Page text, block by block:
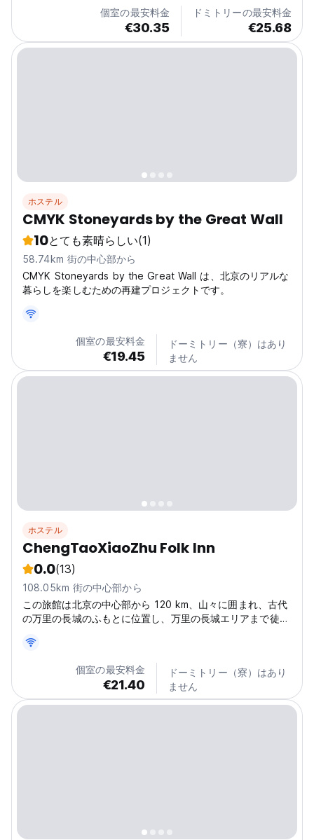
Sanlitun and other bustling areas. The West Yuzu
個室の最安料金
€30.35
ドミトリーの最安料金
€25.68
ホステル
CMYK Stoneyards by the Great Wall
10とても素晴らしい(1)
58.74km 街の中心部から
CMYK Stoneyards by the Great Wall は、北京のリアルな
暮らしを楽しむための再建プロジェクトです。
個室の最安料金
€19.45
ドーミトリー（寮）はあり
ません
ホステル
ChengTaoXiaoZhu Folk Inn
0.0(13)
108.05km 街の中心部から
この旅館は北京の中心部から 120 km、山々に囲まれ、古代
の万里の長城のふもとに位置し、万里の長城エリアまで徒歩
個室の最安料金
€21.40
ドーミトリー（寮）はあり
ません